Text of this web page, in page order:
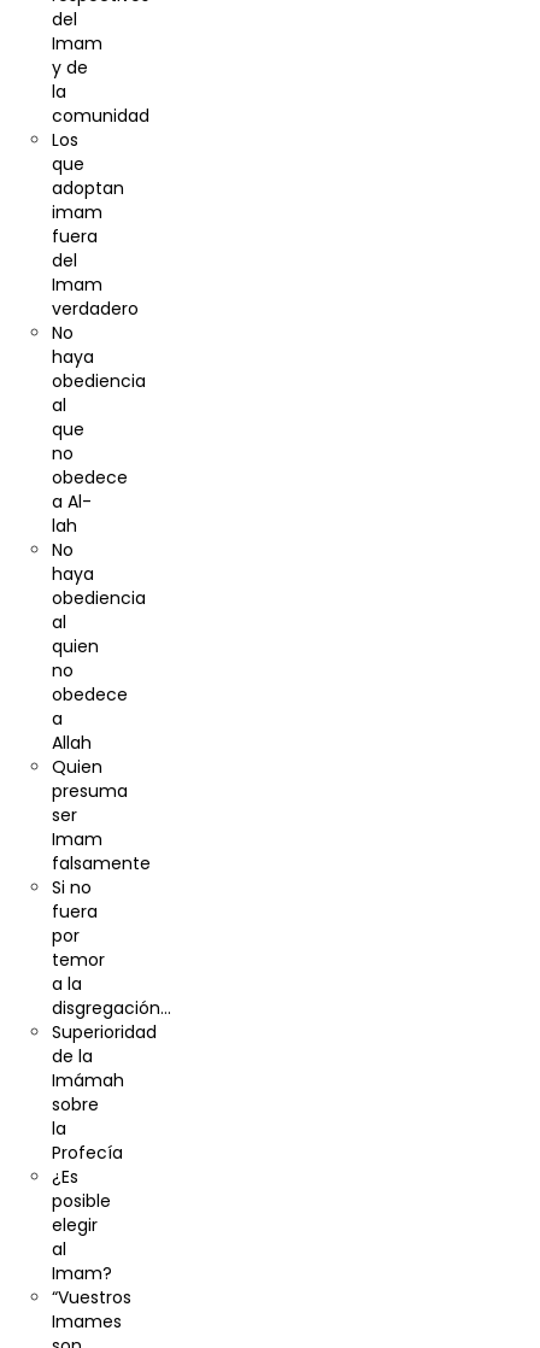
del
Imam
y de
la
comunidad
Los
que
adoptan
imam
fuera
del
Imam
verdadero
No
haya
obediencia
al
que
no
obedece
a Al-
lah
No
haya
obediencia
al
quien
no
obedece
a
Allah
Quien
presuma
ser
Imam
falsamente
Si no
fuera
por
temor
a la
disgregación…
Superioridad
de la
Imámah
sobre
la
Profecía
¿Es
posible
elegir
al
Imam?
“Vuestros
Imames